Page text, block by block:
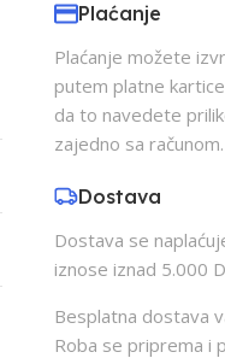
Plaćanje
Plaćanje možete
putem platne
da to navedete
zajedno sa računom.
Dostava
Dostava se
iznose iznad 5.000
Besplatna dostava
Roba se priprema i